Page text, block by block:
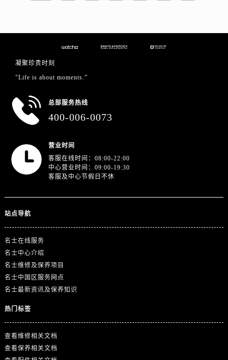
浙江省杭州市上城区钱江路1366号华润大厦A座5层503-5室名士售后服务中心（需提前预约）
凝聚珍贵时刻
"Life is about moments.”
总部服务热线
400-006-0073
营业时间
客服在线时间：08:00-22:00
中心营业时间：09:00-19:30
客服及中心节假日不休
站点导航
名士在线服务
名士中心介绍
名士维修及保养项目
名士中国区服务网点
名士最新资讯及保养知识
热门标签
查看维修相关文档
查看保养相关文档